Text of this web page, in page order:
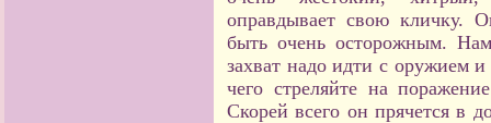
оправдывает свою кличку.
быть очень осторожным.
захват надо идти с оружием
чего стреляйте на
Скорей всего он прячется в